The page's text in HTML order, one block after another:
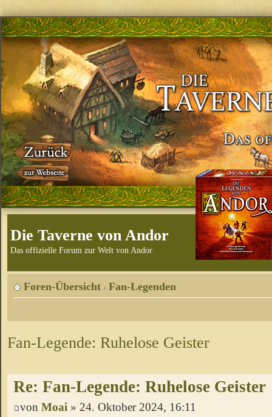
Die Taverne von Andor
Das offizielle Forum zur Welt von Andor
Foren-Übersicht ‹ Fan-Legenden
Fan-Legende: Ruhelose Geister
Re: Fan-Legende: Ruhelose Geister
von Moai » 24. Oktober 2024, 16:11